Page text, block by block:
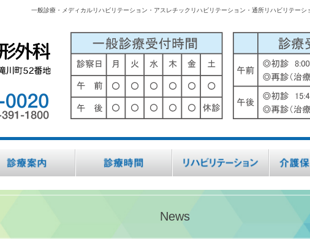
一般診療・メディカルリハビリテーション・アスレチックリハビリテーション・通所リハビリテー
News